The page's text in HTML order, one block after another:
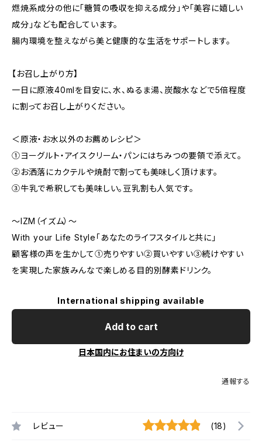
燃焼系成分の他に「糖質の吸収を抑える成分」や「美容に嬉しい
成分」なども配合しています。
腸内環境を整えながら美と健康的な生活をサポートします。
【お召し上がり方】
一日に原液40mlを目安に、水、ぬるま湯、炭酸水などで5倍程度
に割ってお召し上がりください。
＜原液・お水以外のお薦めレシピ＞
①ヨーグルト・アイスクリーム・パンにはちみつの要領で添えて。
②お洒落にカクテルや焼酎で割っても美味しく頂けます。
③牛乳で希釈しても美味しい。豆乳割も人気です。
～IZM（イズム）～
With your Life Style「あなたのライフスタイルと共に」​
顧客様の声を生かして①売りやすい②買いやすい③続けやすい
を実現した家族みんなで楽しめる目的別酵素ドリンク。
International shipping available
Add to cart
日本国内にお住まいの方向け
通報する
レビュー (18)